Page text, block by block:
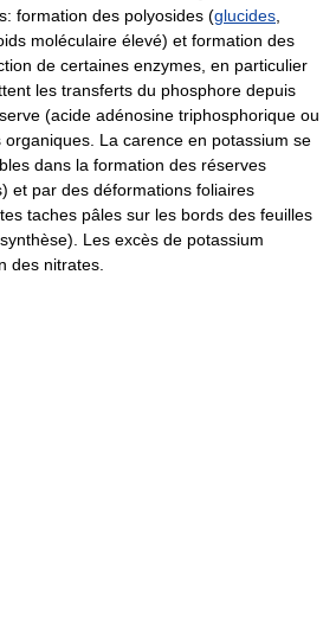
formation des polyosides (glucides,
moléculaire élevé) et formation des
de certaines enzymes, en particulier
les transferts du phosphore depuis
(acide adénosine triphosphorique ou
organiques. La carence en potassium se
dans la formation des réserves
et par des déformations foliaires
taches pâles sur les bords des feuilles
Les excès de potassium
des nitrates.